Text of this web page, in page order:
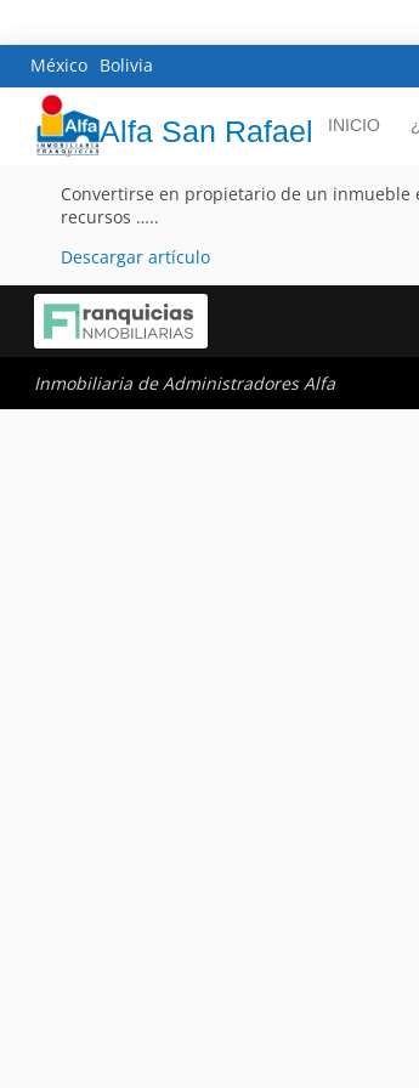
México Bolivia
Alfa San Rafael INICIO
Convertirse en propietario de un inmueble
recursos …..
Descargar artículo
Inmobiliaria de Administradores Alfa